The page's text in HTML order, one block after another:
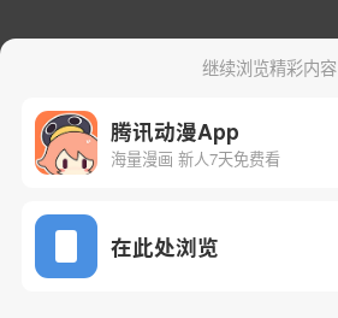
继续浏览精彩内容
腾讯动漫App
海量漫画 新人7天免费看
在此处浏览